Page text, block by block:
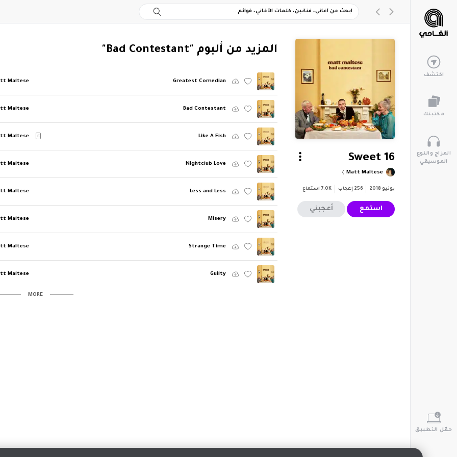
اكتشف
مكتبتك
المزاج والنوع
الموسيقي
حمّل التطبيق
Sweet 16
Matt Maltese
يونيو 2018 256 إعجاب 7.0K استماع
استمع أعجبني
‏المزيد من ألبوم "Bad Contestant"
Greatest Comedian
Maltese
Bad Contestant
Maltese
Like A Fish
E
Maltese
Nightclub Love
Maltese
Less and Less
Maltese
Misery
Maltese
Strange Time
Maltese
Guilty
Maltese
MORE